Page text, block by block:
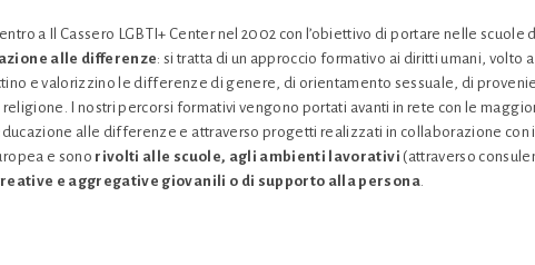
a Il Cassero LGBTI+ Center nel 2002 con l’obiettivo di portare nelle scuole
alle differenze: si tratta di un approccio formativo ai diritti umani, volto
e valorizzino le differenze di genere, di orientamento sessuale, di
I nostri percorsi formativi vengono portati avanti in rete con le
alle differenze e attraverso progetti realizzati in collaborazione con
e sono rivolti alle scuole, agli ambienti lavorativi (attraverso
e aggregative giovanili o di supporto alla persona.